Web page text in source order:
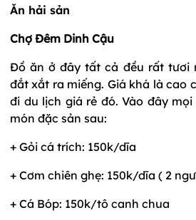
Ăn hải sản
Chợ Đêm Dinh Cậu
Đồ ăn ở đây tất cả đều rất tươi
đắt xắt ra miếng. Giá khá là cao
đi du lịch giá rẻ đó. Vào đây
món đặc sản sau:
+ Gỏi cá trích: 150k/dĩa
+ Cơm chiên ghẹ: 150k/dĩa ( 2
+ Cá Bóp: 150k/tô canh chua